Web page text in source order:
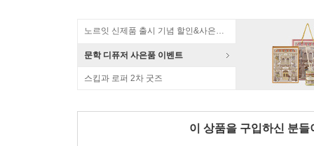
노르잇 신제품 출시 기념 할인&사은품 증정!
문학 디퓨저 사은품 이벤트
스킵과 로퍼 2차 굿즈
이 상품을 구입하신 분